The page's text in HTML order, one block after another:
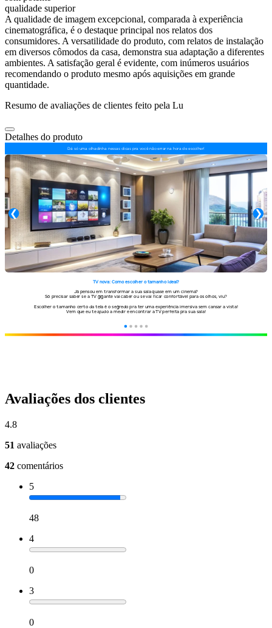
qualidade superior
A qualidade de imagem excepcional, comparada à experiência
cinematográfica, é o destaque principal nos relatos dos
consumidores. A versatilidade do produto, com relatos de instalação
em diversos cômodos da casa, demonstra sua adaptação a diferentes
ambientes. A satisfação geral é evidente, com inúmeros usuários
recomendando o produto mesmo após aquisições em grande
quantidade.
Resumo de avaliações de clientes feito pela Lu
Detalhes do produto
Avaliações dos clientes
4.8
51 avaliações
42 comentários
5
48
4
0
3
0